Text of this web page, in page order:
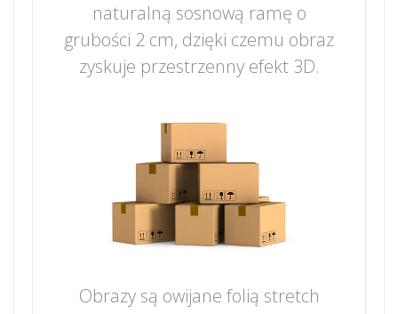
naturalną sosnową ramę o
grubości 2 cm, dzięki czemu obraz
zyskuje przestrzenny efekt 3D.
Obrazy są owijane folią stretch